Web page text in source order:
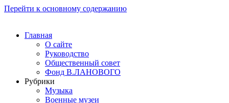
Перейти к основному содержанию
Главная
О сайте
Руководство
Общественный совет
Фонд В.ЛАНОВОГО
Рубрики
Музыка
Военные музеи